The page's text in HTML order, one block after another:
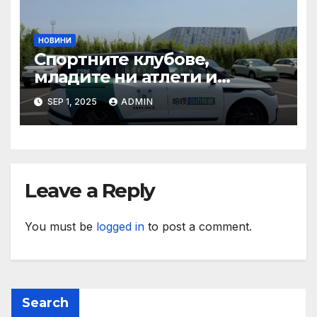
НОВИНИ
Спортните клубове,
младите ни атлети и
техните треньори имат
нужда от нашата подкрепа
и ние ще им я осигурим
SEP 1, 2025 ADMIN
Leave a Reply
You must be logged in to post a comment.
Search